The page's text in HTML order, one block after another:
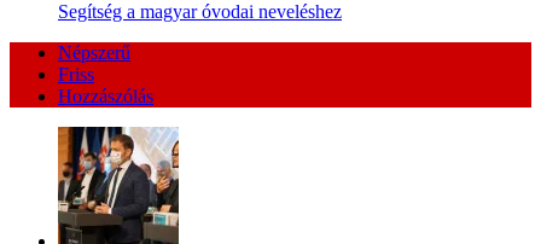
Segítség a magyar óvodai neveléshez
Népszerű
Friss
Hozzászólás